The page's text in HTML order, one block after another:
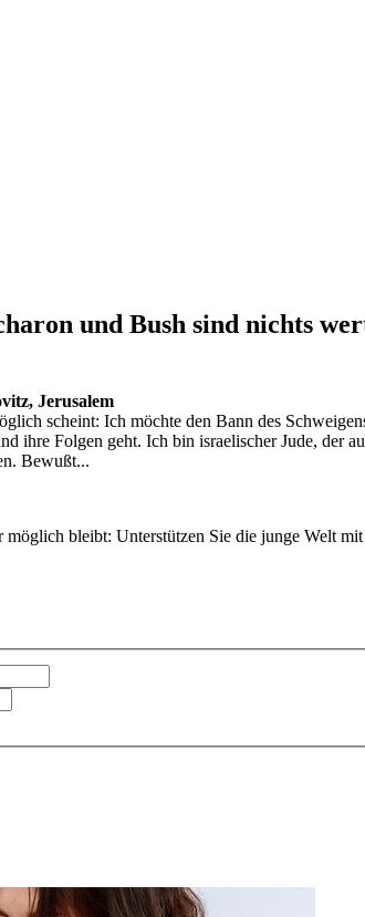
und Bush sind nichts
Jerusalem
scheint: Ich möchte den Bann des
ihre Folgen geht. Ich bin israelischer Jude, der
Bewußt...
bleibt: Unterstützen Sie die junge Welt